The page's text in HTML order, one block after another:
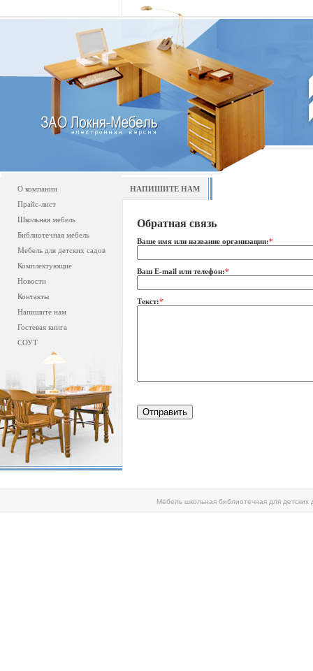
О компании
Прайс-лист
Школьная мебель
Библиотечная мебель
Мебель для детских садов
Комплектующие
Новости
Контакты
Напишите нам
Гостевая книга
СОУТ
НАПИШИТЕ НАМ
Обратная связь
Ваше имя или название организации:*
Ваш E-mail или телефон:*
Текст:*
Мебель школьная библиотечная для